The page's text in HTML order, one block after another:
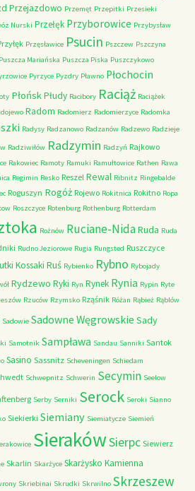
Przejazdowo Przemęt Przepitki Przesieki
Nurski Przełęk Przyborowice Przybysław
Przęsławice Psucin Pszczew Pszczyna
Puszcza Mariańska Puszcza Piska Puszczykowo
Pyrzyce Pyzdry Pławno Płochocin
PłońskPłudy Racibory Raciąż Raciążek
Radom Radomierz Radomierzyce Radomka
Radysy Radzanowo Radzanów Radzewo Radzieje
Radziwiłów Radzymin Radzyń Rajkowo
Rakowiec Ramoty Ramuki Ramułtowice Rathen Rawa
Regimin Resko Reszel Rewal Ribnitz Ringebalde
Roguszyn Rogóż Rojewo Rokitnica Rokitno Ropa
Roszczyce Rotenburg Rothenburg Rotterdam
Rożnów Ruciane-NidaRuda Ruda
Rudno Jeziorowe Rugia Rungsted Ruszczyce
Kossaki Ruś Rybienko Rybno Rybojady
Rydzewo Ryki Ryn Rynek Rynia Rypin Ryte
Rzuców Rzymsko Rząśnik Różan Rąbież Rąblów
Sadowie Sadowne Węgrowskie Sady
Samotnik Sampława Sandau Sanniki Santok
Sasino Sassnitz Scheveningen Schiedam
Schwepnitz Schwerin Secymin Seelow
Serby Serniki Serock Seroki Sianno
Siekierki Siemiany Siemiatycze Siemień
SierakówSierpc Siewierz
Skarlin Skarżyce Skarżysko Kamienna
Skriebinai Skrudki Skrwilno Skrzeszew